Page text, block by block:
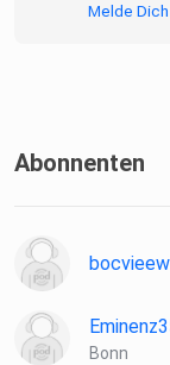
Melde Dich
Abonnenten
bocvieew
Bonn